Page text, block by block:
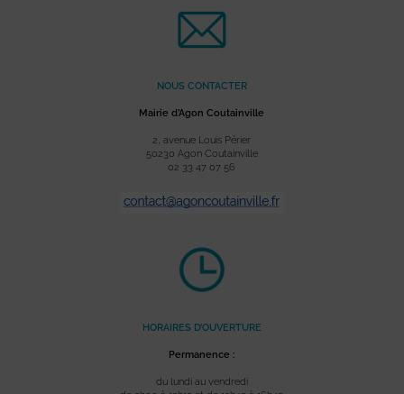
NOUS CONTACTER
Mairie d’Agon Coutainville
2, avenue Louis Périer
50230 Agon Coutainville
02 33 47 07 56
HORAIRES D’OUVERTURE
Permanence :
du lundi au vendredi